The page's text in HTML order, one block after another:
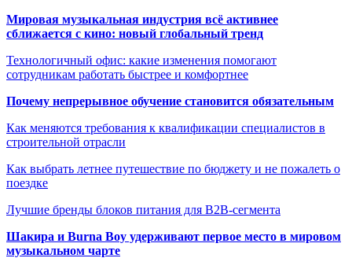
Мировая музыкальная индустрия всё активнее
сближается с кино: новый глобальный тренд
Технологичный офис: какие изменения помогают
сотрудникам работать быстрее и комфортнее
Почему непрерывное обучение становится обязательным
Как меняются требования к квалификации специалистов в
строительной отрасли
Как выбрать летнее путешествие по бюджету и не пожалеть о
поездке
Лучшие бренды блоков питания для B2B-сегмента
Шакира и Burna Boy удерживают первое место в мировом
музыкальном чарте